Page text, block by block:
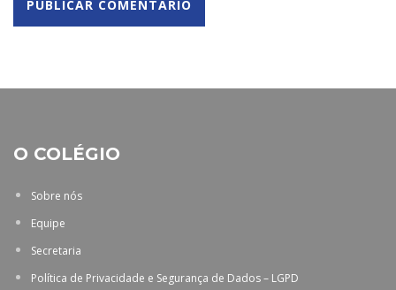
O COLÉGIO
Sobre nós
Equipe
Secretaria
Política de Privacidade e Segurança de Dados – LGPD